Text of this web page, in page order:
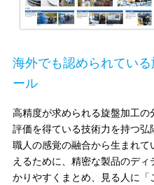
海外でも認められてい
ール
高精度が求められる旋盤加工
評価を得ている技術力を持つ弘
職人の感覚の融合から生まれて
えるために、精密な製品のデ
かりやすくまとめ、見る人に